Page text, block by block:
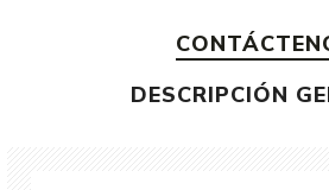
DESCRIPCIÓN